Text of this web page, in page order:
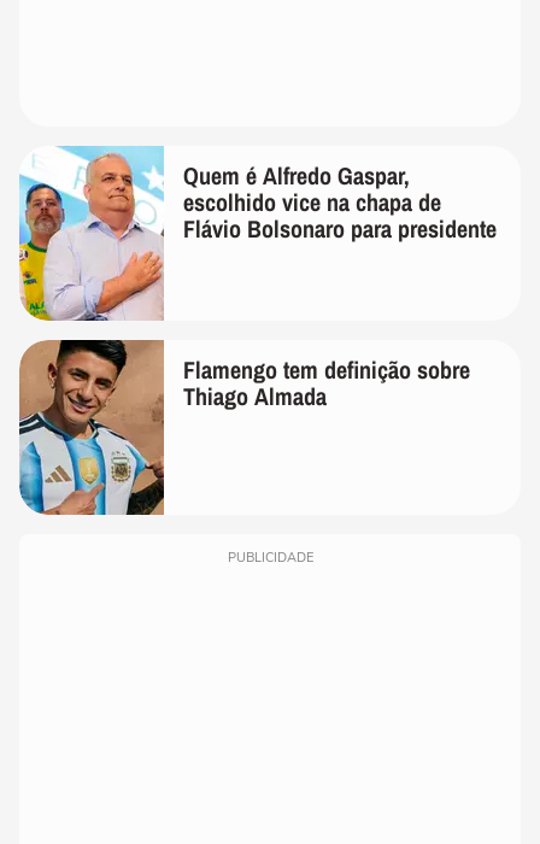
Quem é Alfredo Gaspar,
escolhido vice na chapa de
Flávio Bolsonaro para presidente
Flamengo tem definição sobre
Thiago Almada
PUBLICIDADE